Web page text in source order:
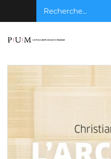
Recherche...